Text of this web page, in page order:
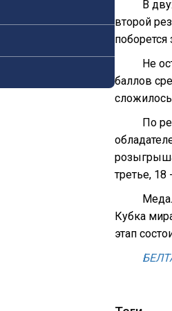
В
второй
Не
баллов
По
третье, 18
Кубка
этап